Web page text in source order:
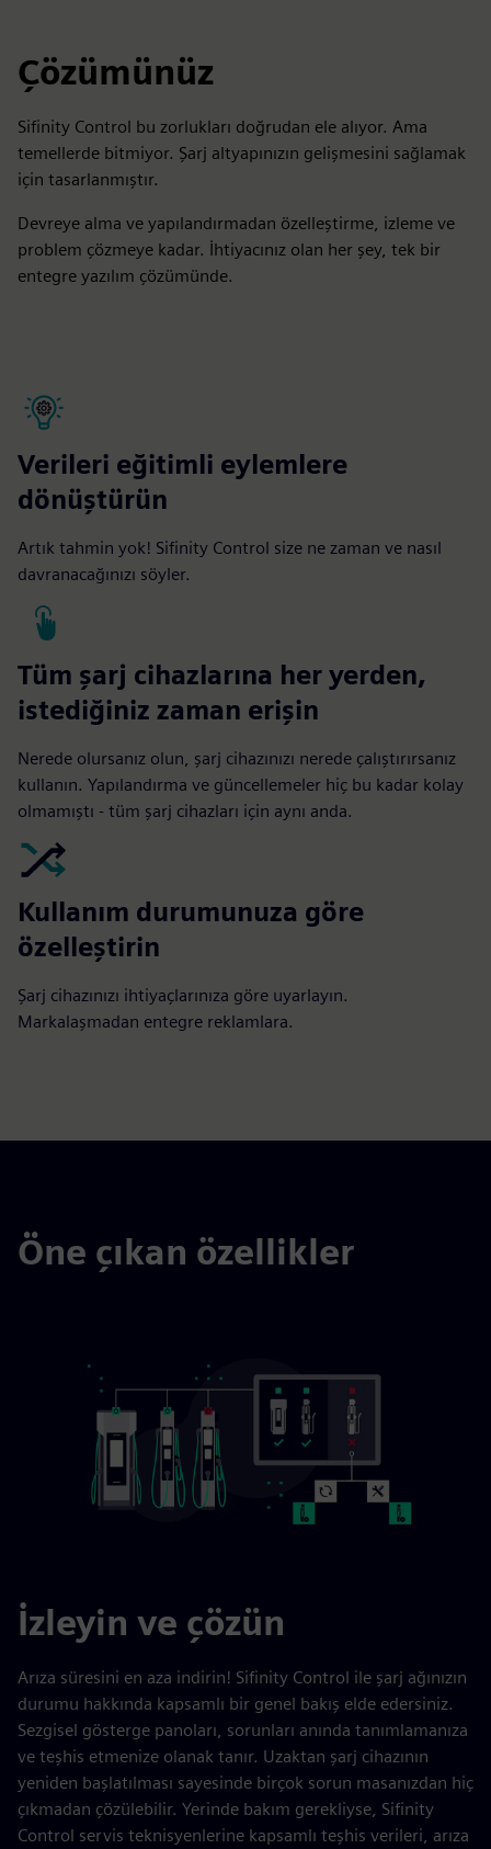
Çözümünüz
Sifinity Control bu zorlukları doğrudan ele alıyor. Ama
temellerde bitmiyor. Şarj altyapınızın gelişmesini sağlamak
için tasarlanmıştır.
Devreye alma ve yapılandırmadan özelleştirme, izleme ve
problem çözmeye kadar. İhtiyacınız olan her şey, tek bir
entegre yazılım çözümünde.
Verileri eğitimli eylemlere
dönüştürün
Artık tahmin yok! Sifinity Control size ne zaman ve nasıl
davranacağınızı söyler.
Tüm şarj cihazlarına her yerden,
istediğiniz zaman erişin
Nerede olursanız olun, şarj cihazınızı nerede çalıştırırsanız
kullanın. Yapılandırma ve güncellemeler hiç bu kadar kolay
olmamıştı - tüm şarj cihazları için aynı anda.
Kullanım durumunuza göre
özelleştirin
Şarj cihazınızı ihtiyaçlarınıza göre uyarlayın.
Markalaşmadan entegre reklamlara.
Öne çıkan özellikler
İzleyin ve çözün
Arıza süresini en aza indirin! Sifinity Control ile şarj ağınızın
durumu hakkında kapsamlı bir genel bakış elde edersiniz.
Sezgisel gösterge panoları, sorunları anında tanımlamanıza
ve teşhis etmenize olanak tanır. Uzaktan şarj cihazının
yeniden başlatılması sayesinde birçok sorun masanızdan hiç
çıkmadan çözülebilir. Yerinde bakım gerekliyse, Sifinity
Control servis teknisyenlerine kapsamlı teşhis verileri, arıza